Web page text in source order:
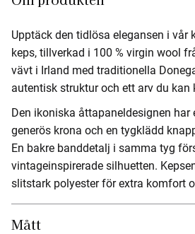
Upptäck den tidlösa elegansen i vår
keps, tillverkad i 100 % virgin wool
vävt i Irland med traditionella
autentisk struktur och ett arv du kan
Den ikoniska åttapaneldesignen har
generös krona och en tygklädd
En bakre banddetalj i samma tyg
vintageinspirerade silhuetten.
slitstark polyester för extra komfort
Mått